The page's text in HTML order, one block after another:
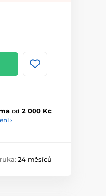
od 2 000 Kč
›
24 měsíců